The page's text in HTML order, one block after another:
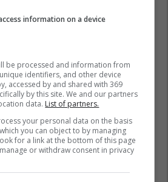
information on a device
be processed and information from
identifiers, and other device
accessed by and shared with 369
by this site. We and our partners
data. List of partners.
your personal data on the basis
you can object to by managing
for a link at the bottom of this page
or withdraw consent in privacy